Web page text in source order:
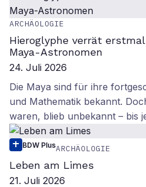
ARCHÄOLOGIE
Hieroglyphe verrät
Maya-Astronomen
24. Juli 2026
Die Maya sind für ihre
und Mathematik bekannt.
waren, blieb unbekannt – bis
BDW PlusARCHÄOLOGIE
Leben am Limes
21. Juli 2026